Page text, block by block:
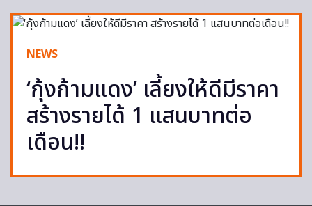
NEWS
‘กุ้งก้ามแดง’ เลี้ยงให้ดีมีราคา
สร้างรายได้ 1 แสนบาทต่อ
เดือน!!